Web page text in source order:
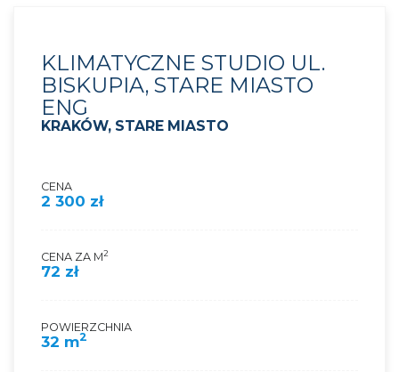
KLIMATYCZNE STUDIO UL.
BISKUPIA, STARE MIASTO
ENG
KRAKÓW, STARE MIASTO
CENA
2 300 zł
CENA ZA M2
72 zł
POWIERZCHNIA
32 m2